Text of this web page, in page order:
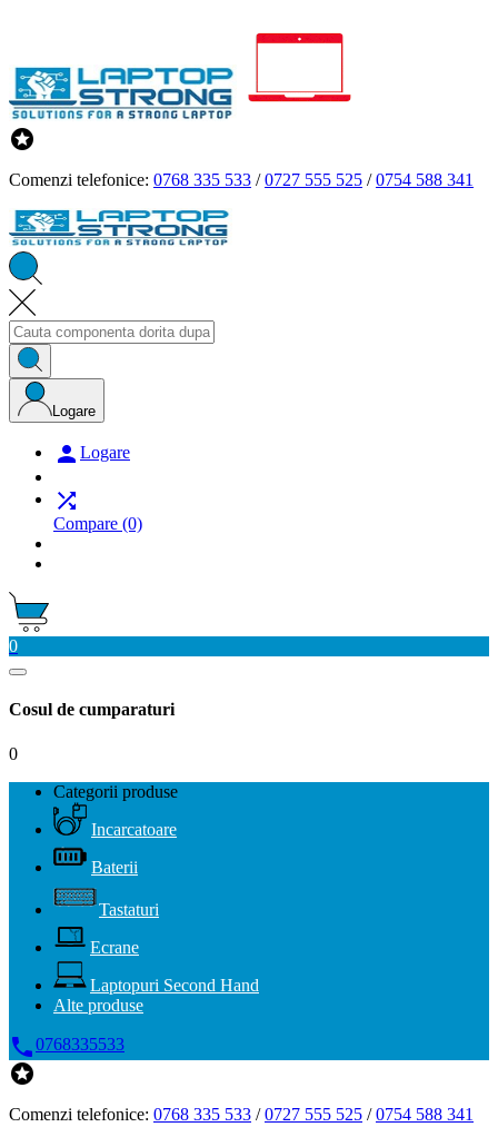

Comenzi telefonice: 0768 335 533 /0727 555 525 /0754 588 341
Logare
 Logare

Compare (0)
0
Cosul de cumparaturi
0
Categorii produse
Incarcatoare
Baterii
Tastaturi
Ecrane
Laptopuri Second Hand
Alte produse
0768335533

Comenzi telefonice: 0768 335 533 /0727 555 525 /0754 588 341